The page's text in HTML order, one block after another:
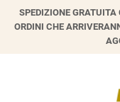
SPEDIZIONE
ORDINI CHE